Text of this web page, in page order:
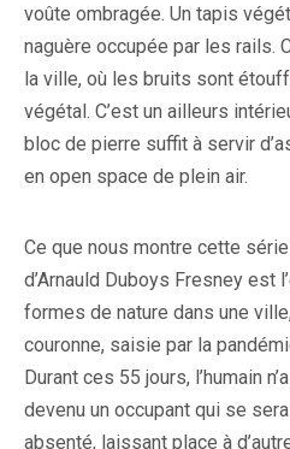
voûte ombragée. Un tapis
naguère occupée par les rails.
la ville, où les bruits sont
végétal. C’est un ailleurs
bloc de pierre suffit à servir
en open space de plein air.
Ce que nous montre cette
d’Arnauld Duboys Fresney est
formes de nature dans une
couronne, saisie par la
Durant ces 55 jours, l’humain
devenu un occupant qui se
absenté, laissant place à